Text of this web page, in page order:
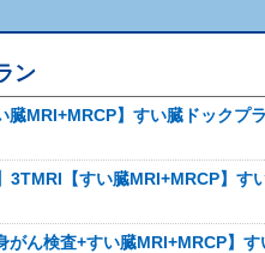
ン
臓MRI+MRCP】すい臓ドックプ
3TMRI【すい臓MRI+MRCP】す
がん検査+すい臓MRI+MRCP】